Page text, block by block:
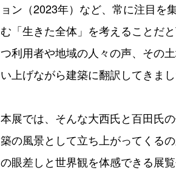
ョン（2023年）など、常に注目を
む「生きた全体」を考えることだ
つ利用者や地域の人々の声、その
い上げながら建築に翻訳してきまし
本展では、そんな大西氏と百田氏
築の風景として立ち上がってくる
の眼差しと世界観を体感できる展覧